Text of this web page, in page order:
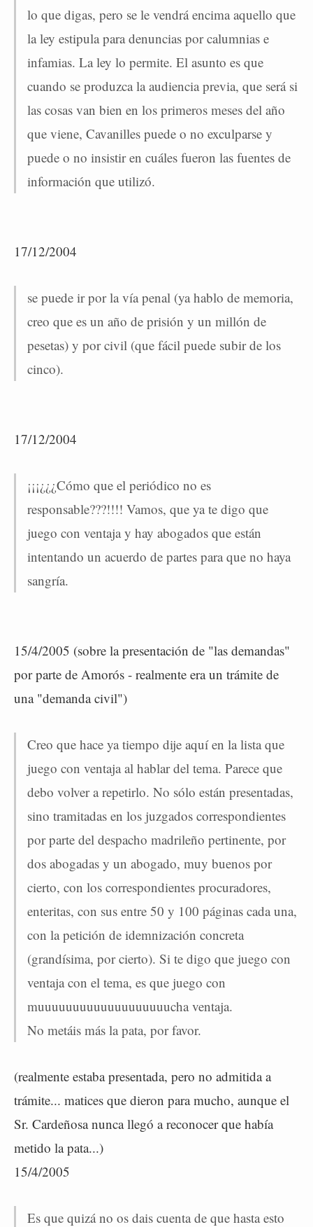
lo que digas, pero se le vendrá encima aquello que
la ley estipula para denuncias por calumnias e
infamias. La ley lo permite. El asunto es que
cuando se produzca la audiencia previa, que será si
las cosas van bien en los primeros meses del año
que viene, Cavanilles puede o no exculparse y
puede o no insistir en cuáles fueron las fuentes de
información que utilizó.
17/12/2004
se puede ir por la vía penal (ya hablo de memoria,
creo que es un año de prisión y un millón de
pesetas) y por civil (que fácil puede subir de los
cinco).
17/12/2004
¡¡¡¿¿¿Cómo que el periódico no es
responsable???!!!! Vamos, que ya te digo que
juego con ventaja y hay abogados que están
intentando un acuerdo de partes para que no haya
sangría.
15/4/2005 (sobre la presentación de "las demandas"
por parte de Amorós - realmente era un trámite de
una "demanda civil")
Creo que hace ya tiempo dije aquí en la lista que
juego con ventaja al hablar del tema. Parece que
debo volver a repetirlo. No sólo están presentadas,
sino tramitadas en los juzgados correspondientes
por parte del despacho madrileño pertinente, por
dos abogadas y un abogado, muy buenos por
cierto, con los correspondientes procuradores,
enteritas, con sus entre 50 y 100 páginas cada una,
con la petición de idemnización concreta
(grandísima, por cierto). Si te digo que juego con
ventaja con el tema, es que juego con
muuuuuuuuuuuuuuuuuuucha ventaja.
No metáis más la pata, por favor.
(realmente estaba presentada, pero no admitida a
trámite... matices que dieron para mucho, aunque el
Sr. Cardeñosa nunca llegó a reconocer que había
metido la pata...)
15/4/2005
Es que quizá no os dais cuenta de que hasta esto